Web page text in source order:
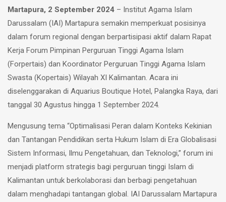
Martapura, 2 September 2024 – Institut Agama Islam
Darussalam (IAI) Martapura semakin memperkuat posisinya
dalam forum regional dengan berpartisipasi aktif dalam Rapat
Kerja Forum Pimpinan Perguruan Tinggi Agama Islam
(Forpertais) dan Koordinator Perguruan Tinggi Agama Islam
Swasta (Kopertais) Wilayah XI Kalimantan. Acara ini
diselenggarakan di Aquarius Boutique Hotel, Palangka Raya, dari
tanggal 30 Agustus hingga 1 September 2024.
Mengusung tema “Optimalisasi Peran dalam Konteks Kekinian
dan Tantangan Pendidikan serta Hukum Islam di Era Globalisasi
Sistem Informasi, Ilmu Pengetahuan, dan Teknologi,” forum ini
menjadi platform strategis bagi perguruan tinggi Islam di
Kalimantan untuk berkolaborasi dan berbagi pengetahuan
dalam menghadapi tantangan global. IAI Darussalam Martapura